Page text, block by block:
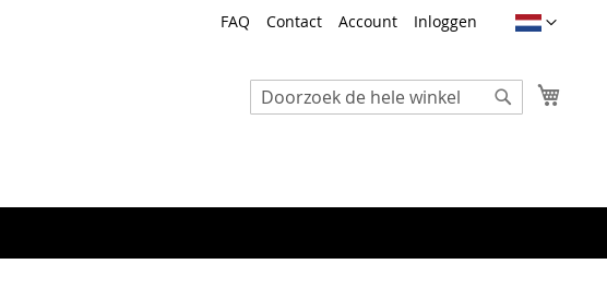
Taal
FAQ Contact Account Inloggen
Search